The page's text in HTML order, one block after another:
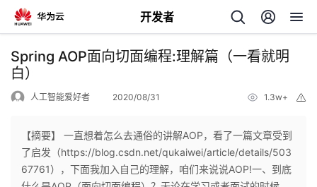
开发者
返
回
个
Spring AOP面向切面编程:理解篇（一看就明
白）
人工智能爱好者 2020/08/31 1.3w+
【摘要】 一直想着怎么去通俗的讲解AOP，看了一篇文章受到
了启发（https://blog.csdn.net/qukaiwei/article/details/503
67761），下面我加入自己的理解，咱们来说说AOP!一、到底